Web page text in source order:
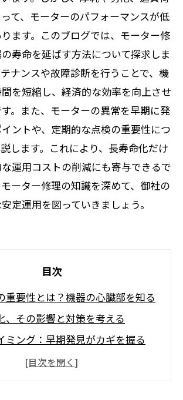
て、モーターのパフォーマンスが低
ます。このブログでは、モーター修
寿命を延ばす方法について探求しま
ナンスや故障診断を行うことで、機
を短縮し、経済的な効率を向上させ
。また、モーターの異常を早期に発
ントや、定期的な点検の重要性につ
します。これにより、長寿命化だけ
運用コストの削減にも寄与できるで
ーター修理の知識を深めて、御社の
定運用を図っていきましょう。
目次
重要性とは？機器の心臓部を知る
、その影響と対策を考える
ミング：早期発見がカギを握る
スのポイント：運用コストを削減